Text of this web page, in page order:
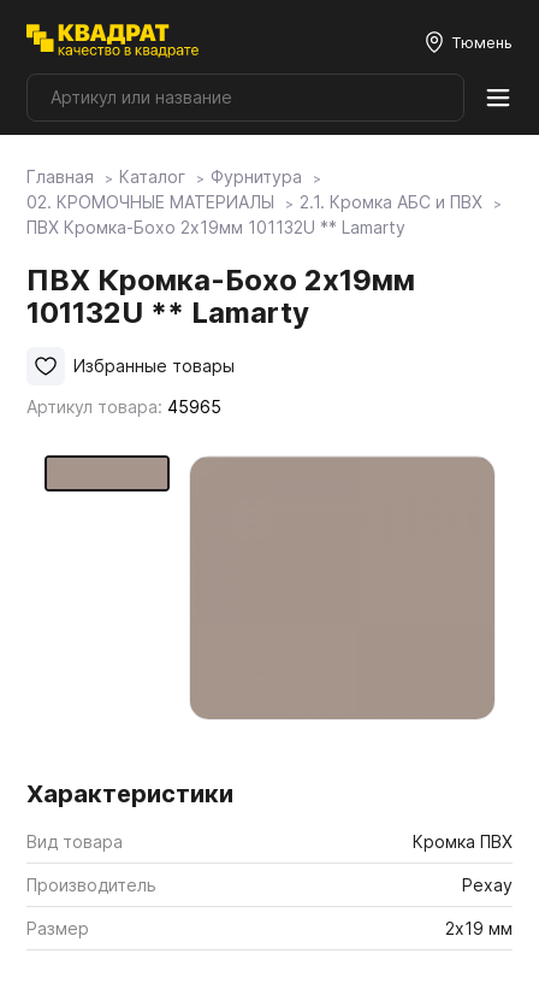
Тюмень
Плитные материалы
Мой ЭГГЕР
Фасады
Главная Каталог
Фурнитура
02. КРОМОЧНЫЕ МАТЕРИАЛЫ
2.1. Кромка АБС и ПВХ
ПВХ Кромка-Бохо 2х19мм 101132U ** Lamarty
ПВХ Кромка-Бохо 2х19мм
101132U ** Lamarty
Артикул товара: 45965
Избранные товары
Характеристики
Вид товара Кромка ПВХ
Производитель Рехау
Размер 2х19 мм